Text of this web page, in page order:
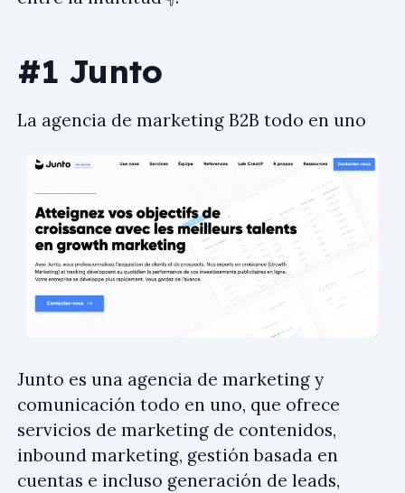
#1 Junto
La agencia de marketing B2B todo en uno
Junto es una agencia de marketing y
comunicación todo en uno, que ofrece
servicios de marketing de contenidos,
inbound marketing, gestión basada en
cuentas e incluso generación de leads,